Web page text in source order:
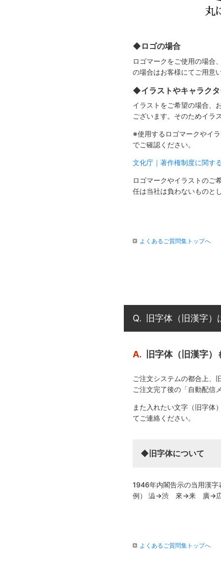
◆ロゴの場合
ロゴマークをご使用の場合
の場合はお客様にてご用意
◆イラストやキャラク
イラストをご希望の場合、
ございます。そのためイラ
※使用するロゴマークやイ
でご確認ください。
文化庁｜著作権制度に関す
ロゴマークやイラストのご
任は当社は負わないものと
よくあるご質問集トップへ
Q. 旧字体（旧漢字
A. 旧字体（旧漢字
ご注文システムの都合上、
ご注文完了後の「自動配信
また入れたい文字（旧字体
てご連絡ください。
◆旧字体について
1946年内閣告示の当用漢字
例） 澁→渋 來→来 廣
よくあるご質問集トップへ